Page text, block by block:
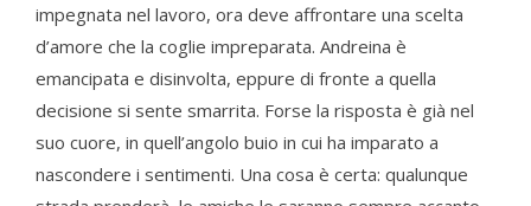
impegnata nel lavoro, ora deve affrontare una scelta
d’amore che la coglie impreparata. Andreina è
emancipata e disinvolta, eppure di fronte a quella
decisione si sente smarrita. Forse la risposta è già nel
suo cuore, in quell’angolo buio in cui ha imparato a
nascondere i sentimenti. Una cosa è certa: qualunque